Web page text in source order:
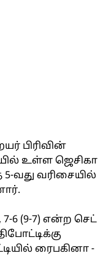
பிரிவின்
உள்ள ஜெசிகா
வது வரிசையில்
6 (9-7) என்ற செட்
ரைபகினா -